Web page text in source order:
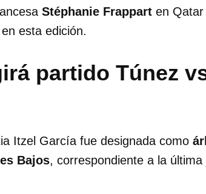
Stéphanie Frappart en
en esta edición.
partido Túnez
Itzel García fue designada como
Bajos, correspondiente a la